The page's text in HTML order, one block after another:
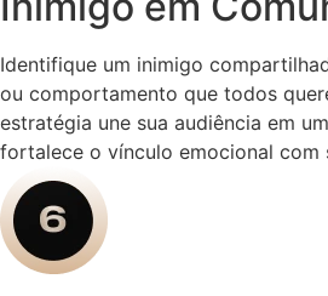
Identifique um inimigo
ou comportamento que todos
estratégia une sua audiência em
fortalece o vínculo emocional com